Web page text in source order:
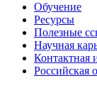
Обучение
Ресурсы
Полезные
Научная
Контактная
Российская